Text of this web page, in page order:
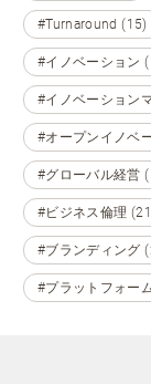
#Turnaround (15)
#イノベーション
#イノベーション
#オープンイノベ
#グローバル経営
#ビジネス倫理
#ブランディング
#プラットフォー